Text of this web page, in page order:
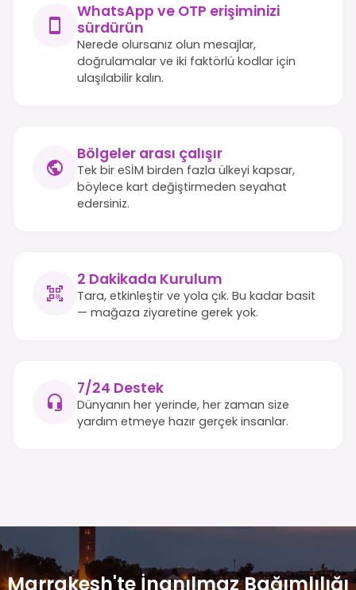
WhatsApp ve OTP erişiminizi
sürdürün
Nerede olursanız olun mesajlar,
doğrulamalar ve iki faktörlü kodlar için
ulaşılabilir kalın.
Bölgeler arası çalışır
Tek bir eSİM birden fazla ülkeyi kapsar,
böylece kart değiştirmeden seyahat
edersiniz.
2 Dakikada Kurulum
Tara, etkinleştir ve yola çık. Bu kadar basit
— mağaza ziyaretine gerek yok.
7/24 Destek
Dünyanın her yerinde, her zaman size
yardım etmeye hazır gerçek insanlar.
Marrakesh'te İnanılmaz Bağımlılığı